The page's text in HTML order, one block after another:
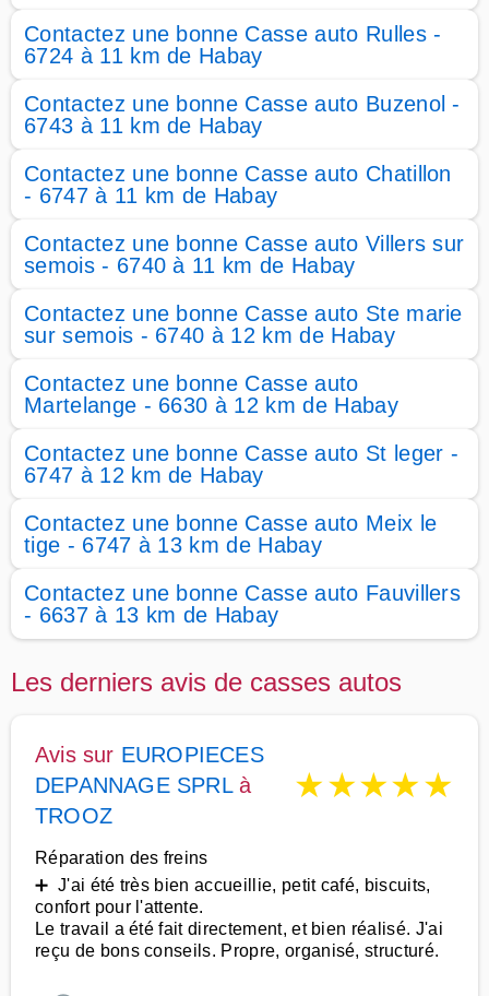
Contactez une bonne Casse auto Rulles -
6724 à 11 km de Habay
Contactez une bonne Casse auto Buzenol -
6743 à 11 km de Habay
Contactez une bonne Casse auto Chatillon
- 6747 à 11 km de Habay
Contactez une bonne Casse auto Villers sur
semois - 6740 à 11 km de Habay
Contactez une bonne Casse auto Ste marie
sur semois - 6740 à 12 km de Habay
Contactez une bonne Casse auto
Martelange - 6630 à 12 km de Habay
Contactez une bonne Casse auto St leger -
6747 à 12 km de Habay
Contactez une bonne Casse auto Meix le
tige - 6747 à 13 km de Habay
Contactez une bonne Casse auto Fauvillers
- 6637 à 13 km de Habay
Les derniers avis de casses autos
Avis sur EUROPIECES
DEPANNAGE SPRLà
TROOZ
★★★★★
Réparation des freins
➕ J'ai été très bien accueillie, petit café, biscuits,
confort pour l'attente.
Le travail a été fait directement, et bien réalisé. J'ai
reçu de bons conseils. Propre, organisé, structuré.